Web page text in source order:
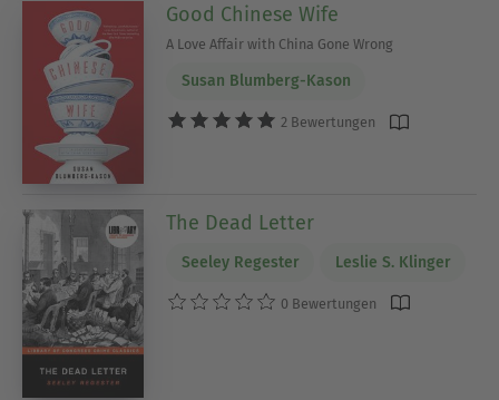
Good Chinese Wife
A Love Affair with China Gone Wrong
Susan Blumberg-Kason
2 Bewertungen
The Dead Letter
Seeley Regester Leslie S. Klinger
0 Bewertungen